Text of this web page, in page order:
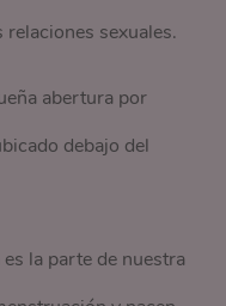
relaciones sexuales.
abertura por
debajo del
la parte de nuestra